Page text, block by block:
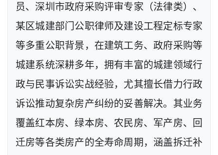
员、深圳市政府采购评审专家（法律类）、
某区城建部门公职律师及建设工程定标专家
等多重公职背景，在建筑工务、政府采购等
城建系统深耕多年，拥有丰富的城建领域行
政与民事诉讼实战经验，尤其擅长借力行政
诉讼推动复杂房产纠纷的妥善解决。其业务
覆盖红本房、绿本房、农民房、军产房、回
迁房等各类房产的全寿命周期，涵盖拆迁补